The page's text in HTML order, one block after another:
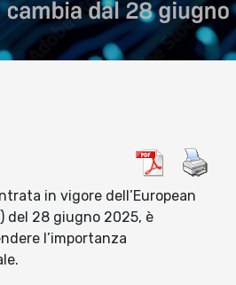
in vigore dell’European
del 28 giugno 2025, è
l’importanza